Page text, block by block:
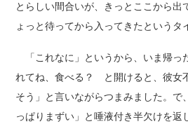
とらしい間合いが、きっとここから出
ょっと待ってから入ってきたというタ
「これなに」というから、いま帰っ
れてね、食べる？ と開けると、彼女
そう」と言いながらつまみました。で
っぱりまずい」と唾液付き半欠けを返